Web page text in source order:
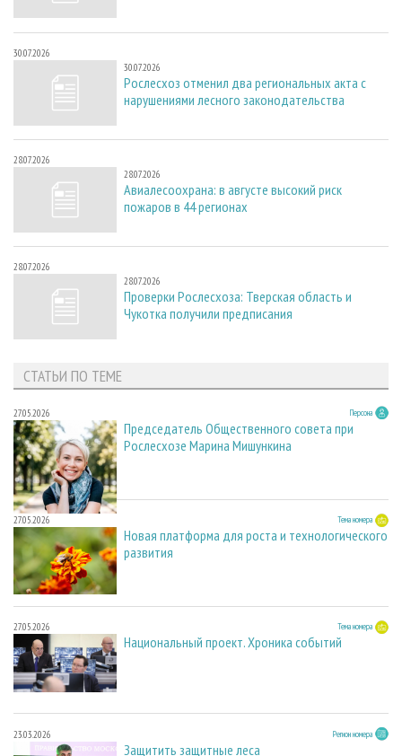
30.07.2026
30.07.2026
Рослесхоз отменил два региональных акта с
нарушениями лесного законодательства
28.07.2026
28.07.2026
Авиалесоохрана: в августе высокий риск
пожаров в 44 регионах
28.07.2026
28.07.2026
Проверки Рослесхоза: Тверская область и
Чукотка получили предписания
СТАТЬИ ПО ТЕМЕ
27.05.2026 Персона
Председатель Общественного совета при
Рослесхозе Марина Мишункина
27.05.2026 Тема номера
Новая платформа для роста и технологического
развития
27.05.2026 Тема номера
Национальный проект. Хроника событий
23.03.2026 Регион номера
Защитить защитные леса